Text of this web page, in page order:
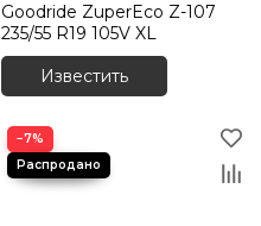
Goodride ZuperEco Z-107
235/55 R19 105V XL
Известить
−7%